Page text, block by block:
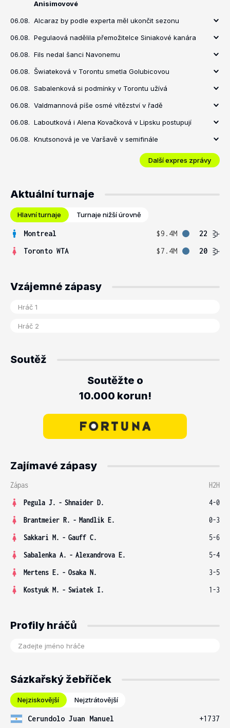
Anisimovové
06.08. Alcaraz by podle experta měl ukončit sezonu
06.08. Pegulaová nadělila přemožitelce Siniakové kanára
06.08. Fils nedal šanci Navonemu
06.08. Šwiateková v Torontu smetla Golubicovou
06.08. Sabalenková si podmínky v Torontu užívá
06.08. Valdmannová píše osmé vítězství v řadě
06.08. Laboutková i Alena Kovačková v Lipsku postupují
06.08. Knutsonová je ve Varšavě v semifinále
Další expres zprávy
Aktuální turnaje
Hlavní turnaje Turnaje nižší úrovně
Montreal $9.4M
22
Toronto WTA
$7.4M 20
Vzájemné zápasy
Soutěž
Soutěžte o
10.000 korun!
Zajímavé zápasy
Zápas
H2H
Pegula J. - Shnaider D.
4-0
Brantmeier R. - Mandlik E.
0-3
Sakkari M. - Gauff C.
5-6
Sabalenka A. - Alexandrova E.
5-4
Mertens E. - Osaka N.
3-5
Kostyuk M. - Swiatek I. 1-3
Profily hráčů
Sázkařský žebříček
Nejziskovější Nejztrátovější
Cerundolo Juan Manuel
+1737